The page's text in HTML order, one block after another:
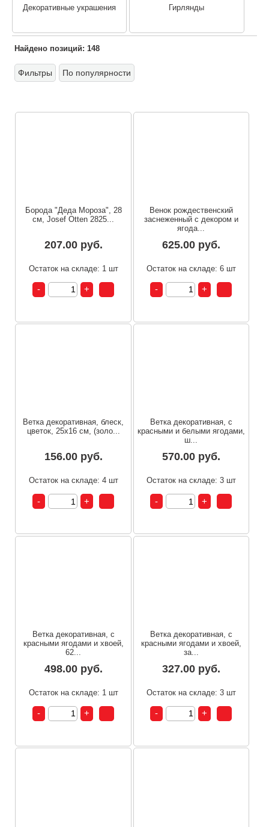
Декоративные украшения Гирлянды
Найдено позиций: 148
Фильтры По популярности
Борода "Деда Мороза", 28
см, Josef Otten 2825...
207.00 руб.
Остаток на складе: 1 шт
Венок рождественский
заснеженный с декором и
ягода...
625.00 руб.
Остаток на складе: 6 шт
Ветка декоративная, блеск,
цветок, 25x16 см, (золо...
156.00 руб.
Остаток на складе: 4 шт
Ветка декоративная, с
красными и белыми ягодами,
ш...
570.00 руб.
Остаток на складе: 3 шт
Ветка декоративная, с
красными ягодами и хвоей,
62...
498.00 руб.
Остаток на складе: 1 шт
Ветка декоративная, с
красными ягодами и хвоей,
за...
327.00 руб.
Остаток на складе: 3 шт